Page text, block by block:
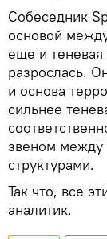
Собеседник
основой
еще и теневая
разрослась.
и основа
сильнее
звеном между
структурами.
Так что, все
аналитик.